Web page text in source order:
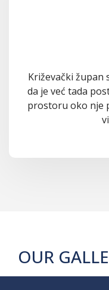
Križevački župan
da je već tada
prostoru oko nje
OUR